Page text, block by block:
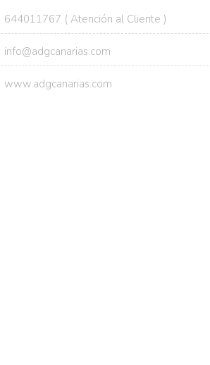
644011767 ( Atención al Cliente )
info@adgcanarias.com
www.adgcanarias.com